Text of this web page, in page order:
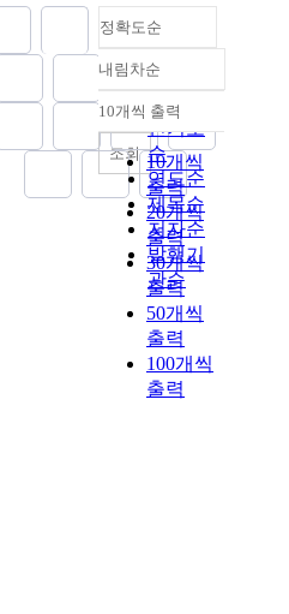
정확도순
정확도
순
인기도
순
연도순
제목순
저자순
발행기
관순
내림차순
내림차순
10개씩 출력
10개씩
출력
20개씩
출력
30개씩
출력
50개씩
출력
100개씩
출력
조회